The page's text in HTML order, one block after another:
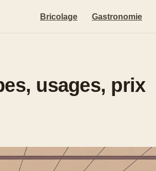
Bricolage Gastronomie
usages, prix